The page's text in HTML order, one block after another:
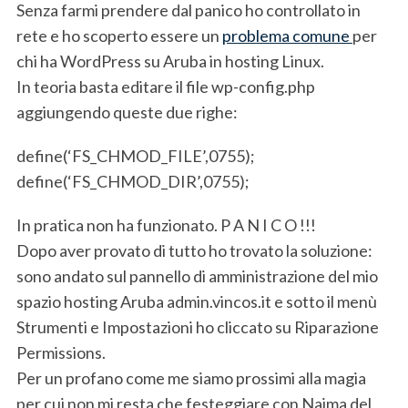
Senza farmi prendere dal panico ho controllato in
rete e ho scoperto essere un problema comune per
chi ha WordPress su Aruba in hosting Linux.
In teoria basta editare il file wp-config.php
aggiungendo queste due righe:
define(‘FS_CHMOD_FILE’,0755);
define(‘FS_CHMOD_DIR’,0755);
In pratica non ha funzionato. P A N I C O !!!
Dopo aver provato di tutto ho trovato la soluzione:
sono andato sul pannello di amministrazione del mio
spazio hosting Aruba admin.vincos.it e sotto il menù
Strumenti e Impostazioni ho cliccato su Riparazione
Permissions.
Per un profano come me siamo prossimi alla magia
per cui non mi resta che festeggiare con Naima del